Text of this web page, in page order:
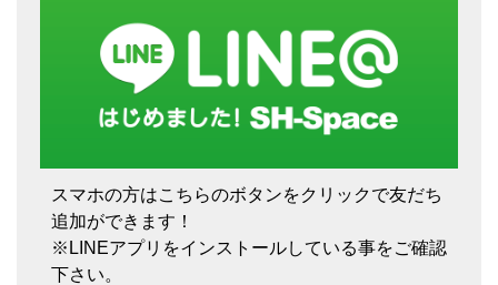
スマホの方はこちらのボタンをクリックで友だち
追加ができます！
※LINEアプリをインストールしている事をご確認
下さい。